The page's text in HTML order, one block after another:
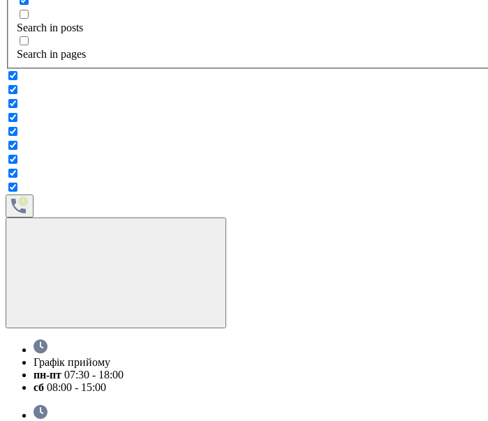
Search in posts
Search in pages
Графік прийому
пн-пт 07:30 - 18:00
сб 08:00 - 15:00